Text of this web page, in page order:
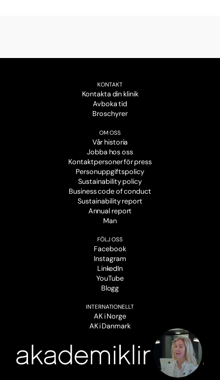
KONTAKT
Kontakta din klinik
Avboka tid
Broschyrer
OM OSS
Vår historia
Jobba hos oss
Kontaktpersoner för press
Personuppgiftspolicy
Sustainability policy
Business code of conduct
Sustainability report
Annual report
Man
FÖLJ OSS
Facebook
Instagram
LinkedIn
YouTube
Blogg
INTERNATIONELLT
AK i Norge
AK i Danmark